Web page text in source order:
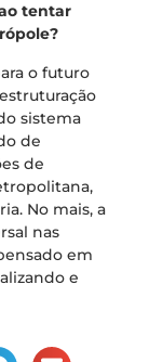
tentar
o futuro
sistema
de
de
No mais, a
nas
em
e